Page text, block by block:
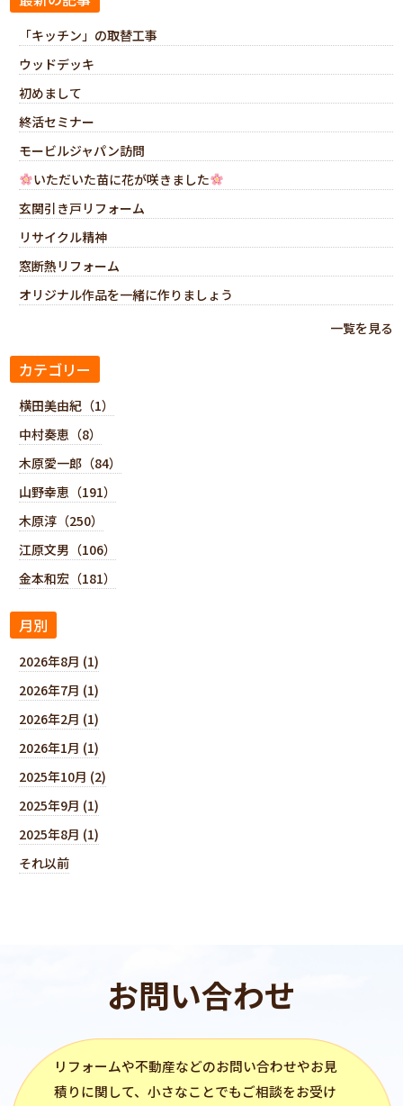
「キッチン」の取替工事
ウッドデッキ
初めまして
終活セミナー
モービルジャパン訪問
いただいた苗に花が咲きました
玄関引き戸リフォーム
リサイクル精神
窓断熱リフォーム
オリジナル作品を一緒に作りましょう
一覧を見る
カテゴリー
横田美由紀（1）
中村奏恵（8）
木原愛一郎（84）
山野幸恵（191）
木原淳（250）
江原文男（106）
金本和宏（181）
月別
2026年8月 (1)
2026年7月 (1)
2026年2月 (1)
2026年1月 (1)
2025年10月 (2)
2025年9月 (1)
2025年8月 (1)
それ以前
お問い合わせ
リフォームや不動産などのお問い合わせやお見
積りに関して、小さなことでもご相談をお受け